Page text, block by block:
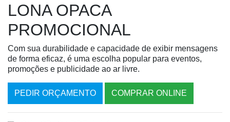
LONA OPACA
PROMOCIONAL
Com sua durabilidade e capacidade de exibir mensagens
de forma eficaz, é uma escolha popular para eventos,
promoções e publicidade ao ar livre.
PEDIR ORÇAMENTO COMPRAR ONLINE